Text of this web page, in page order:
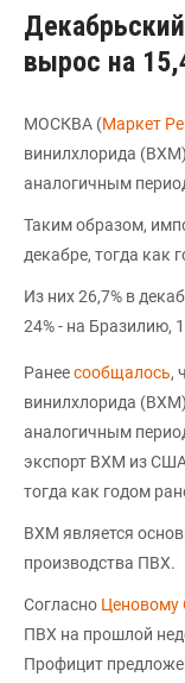
вырос на
МОСКВА (Маркет
винилхлорида
аналогичным
Таким образом,
декабре, тогда как
Из них 26,7% в
24% - на Бразилию,
Ранеесообщалось,
винилхлорида
аналогичным
экспорт ВХМ из
тогда как годом
ВХМ является
производства ПВХ.
Согласно Ценовому
ПВХ на прошлой
Профицит